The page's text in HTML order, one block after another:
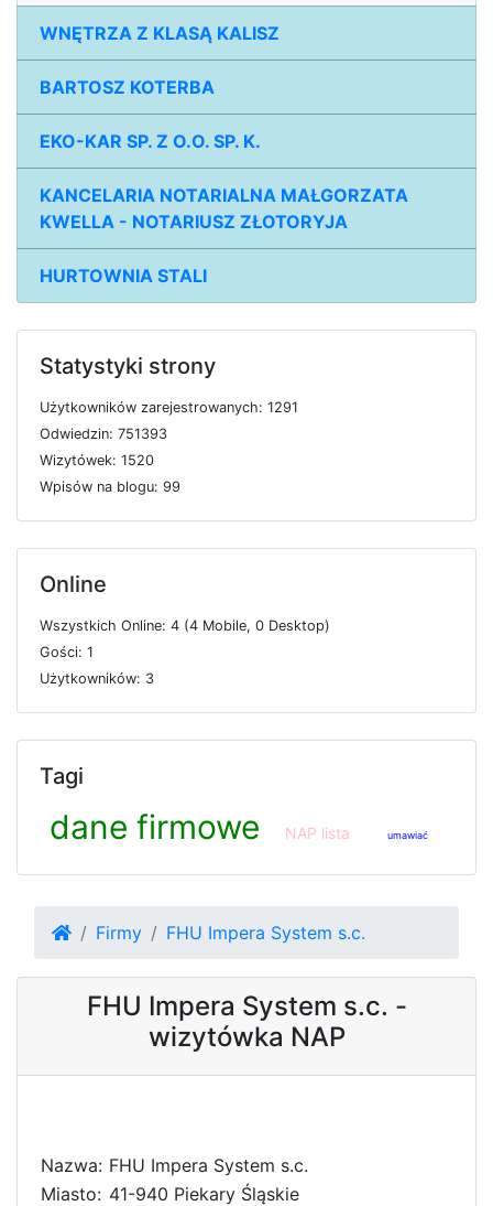
WNĘTRZA Z KLASĄ KALISZ
BARTOSZ KOTERBA
EKO-KAR SP. Z O.O. SP. K.
KANCELARIA NOTARIALNA MAŁGORZATA
KWELLA - NOTARIUSZ ZŁOTORYJA
HURTOWNIA STALI
Statystyki strony
Użytkowników zarejestrowanych: 1291
Odwiedzin: 751393
Wizytówek: 1520
Wpisów na blogu: 99
Online
Wszystkich Online: 4 (4 Mobile, 0 Desktop)
Gości: 1
Użytkowników: 3
Tagi
dane firmowe NAP lista umawiać
Firmy FHU Impera System s.c.
FHU Impera System s.c. -
wizytówka NAP
Nazwa: FHU Impera System s.c.
Miasto: 41-940 Piekary Śląskie